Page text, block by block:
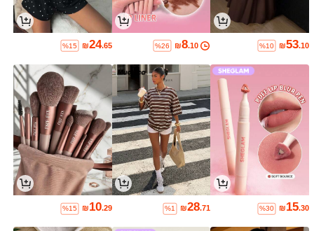
₪53.10
%10
₪8.10
%26
₪24.65
%15
₪15.30
%30
₪28.71
%1
₪10.29
%15